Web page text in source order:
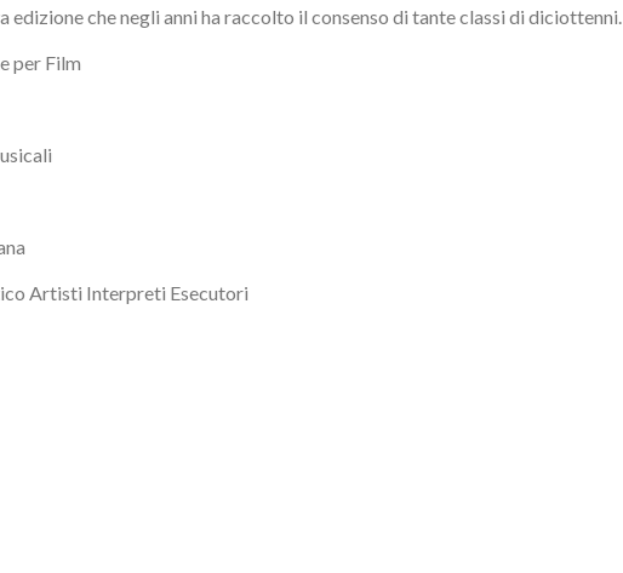
che negli anni ha raccolto il consenso di tante classi di diciottenni.
per Film
Artisti Interpreti Esecutori